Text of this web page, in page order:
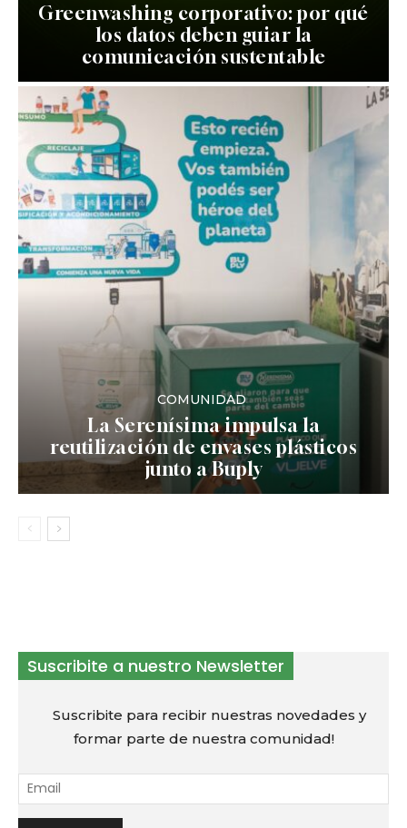
Greenwashing corporativo: por qué
los datos deben guiar la
comunicación sustentable
COMUNIDAD
La Serenísima impulsa la
reutilización de envases plásticos
junto a Buply
Suscribite a nuestro Newsletter
Suscribite para recibir nuestras novedades y
formar parte de nuestra comunidad!